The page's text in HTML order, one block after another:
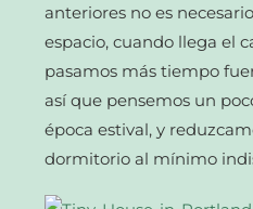
anteriores no es
espacio, cuando llega el
pasamos más tiempo
así que pensemos un
época estival, y
dormitorio al mínimo